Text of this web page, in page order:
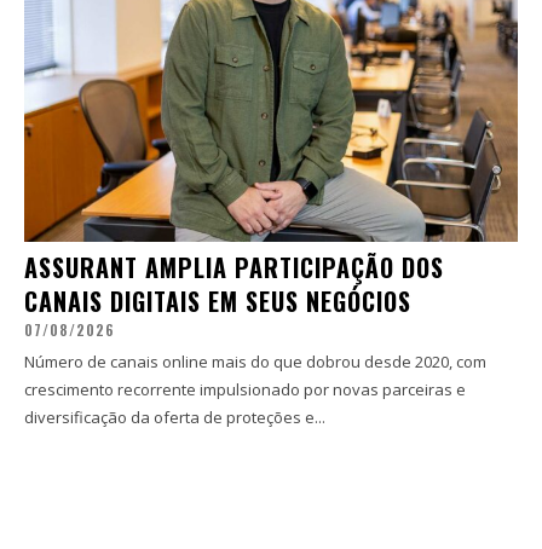
ASSURANT AMPLIA PARTICIPAÇÃO DOS
CANAIS DIGITAIS EM SEUS NEGÓCIOS
07/08/2026
Número de canais online mais do que dobrou desde 2020, com
crescimento recorrente impulsionado por novas parceiras e
diversificação da oferta de proteções e...